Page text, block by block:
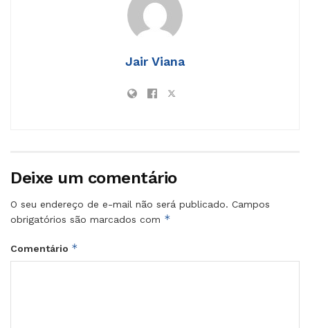
Jair Viana
Deixe um comentário
O seu endereço de e-mail não será publicado. Campos
obrigatórios são marcados com *
Comentário *